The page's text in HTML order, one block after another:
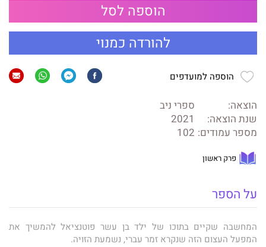
הוספה לסל
להורדה כמנוי
הוספה למועדפים
הוצאה:
ספרי ניב
שנת הוצאה:
2021
מספר עמודים: 102
פרק ראשון
על הספר
המחשבה שקיים בתוכו של ילד בן עשר פוטנציאל להמשיך את
המפעל העצום הזה שנקרא זמר עברי, נשמעת הזויה.